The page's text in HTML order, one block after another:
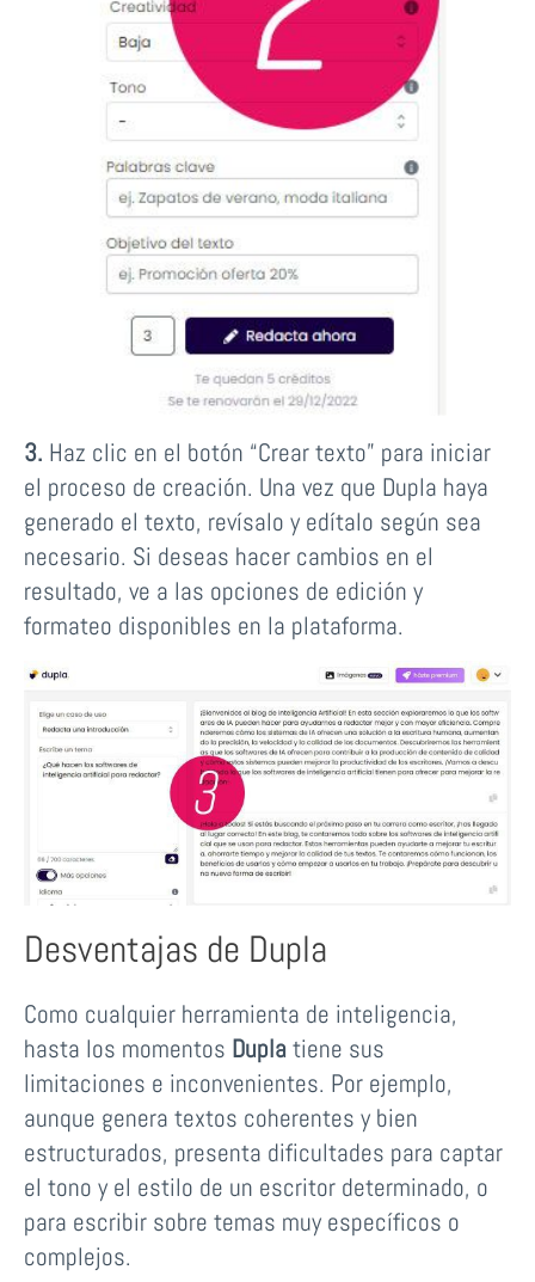
3. Haz clic en el botón “Crear texto” para iniciar
el proceso de creación. Una vez que Dupla haya
generado el texto, revísalo y edítalo según sea
necesario. Si deseas hacer cambios en el
resultado, ve a las opciones de edición y
formateo disponibles en la plataforma.
Desventajas de Dupla
Como cualquier herramienta de inteligencia,
hasta los momentos Duplatiene sus
limitaciones e inconvenientes. Por ejemplo,
aunque genera textos coherentes y bien
estructurados, presenta dificultades para captar
el tono y el estilo de un escritor determinado, o
para escribir sobre temas muy específicos o
complejos.